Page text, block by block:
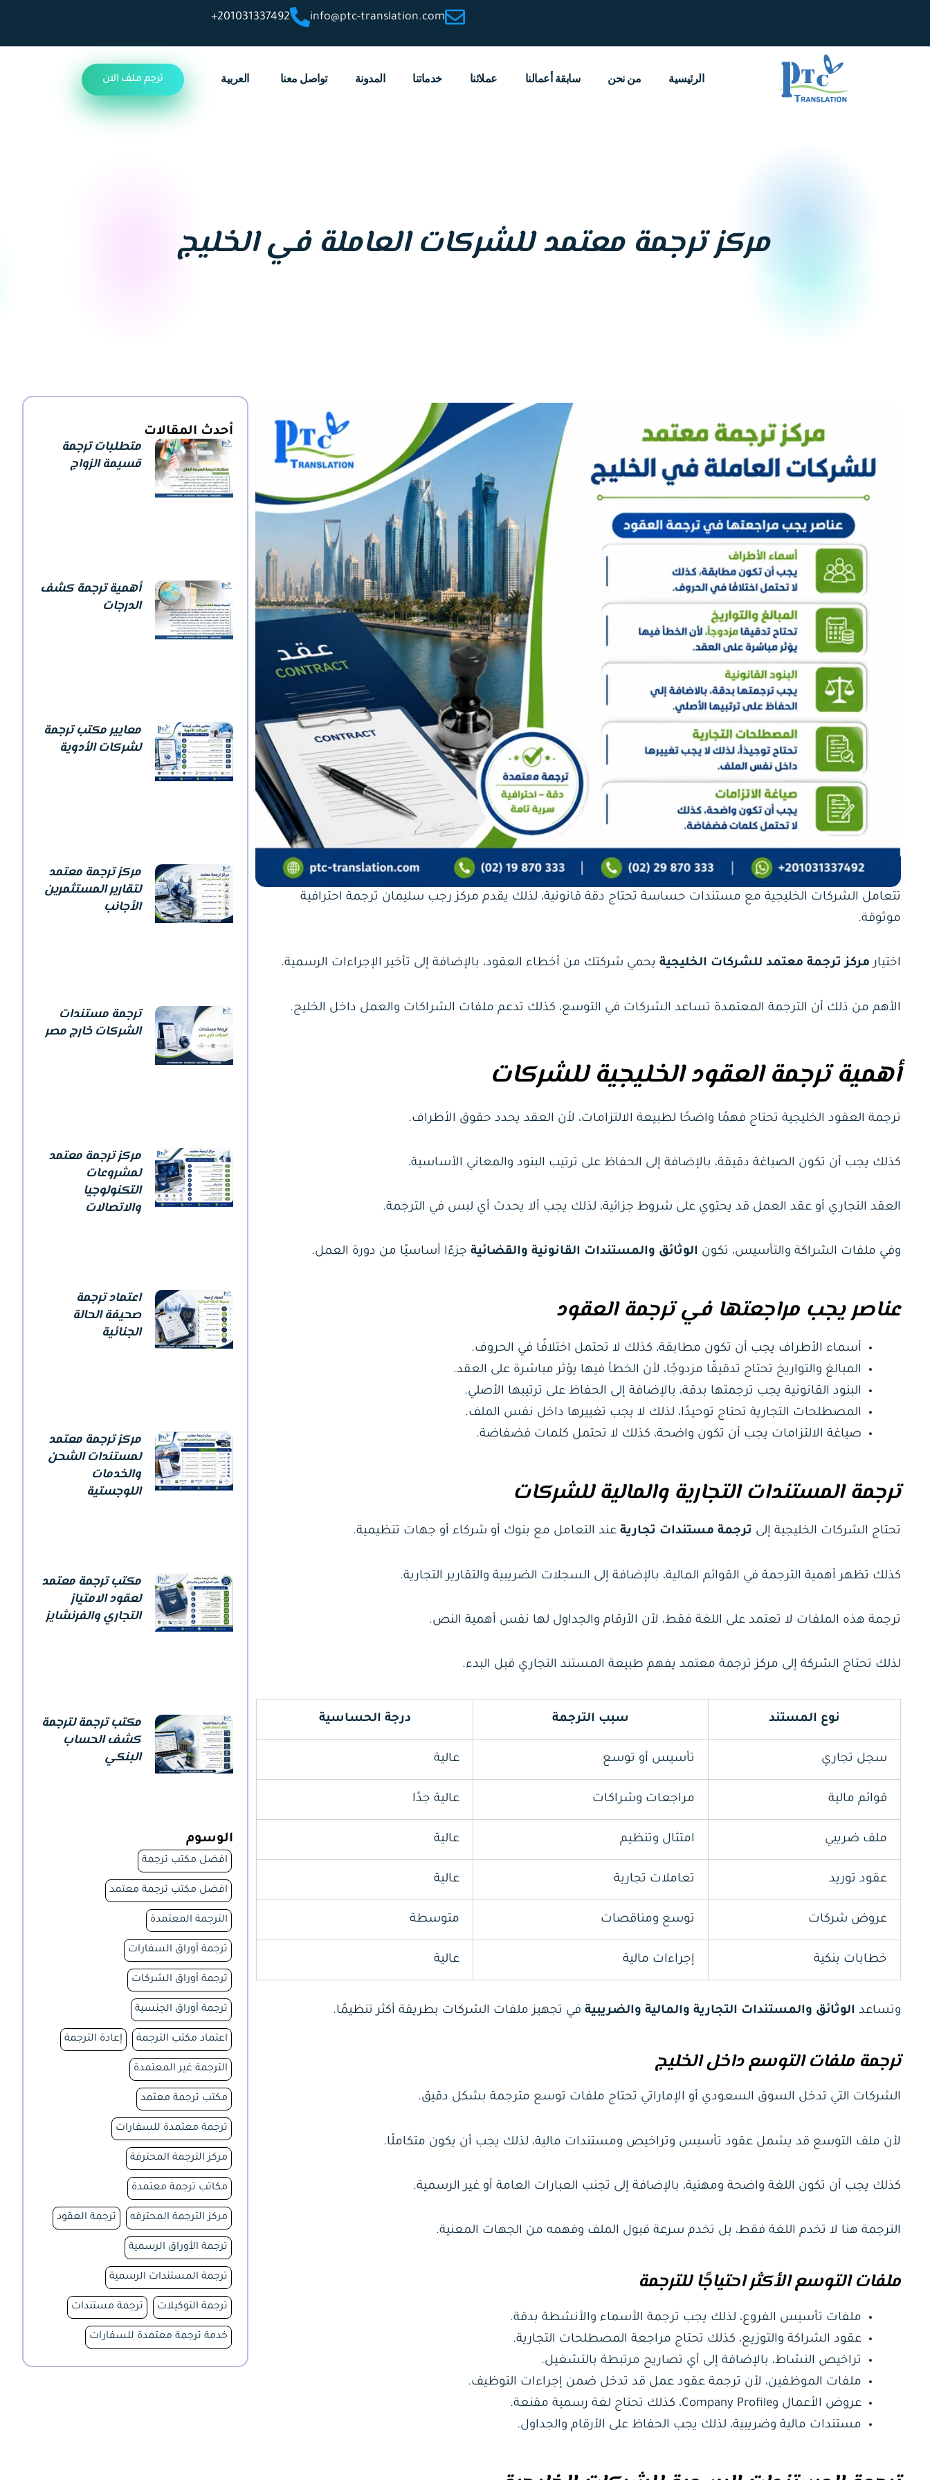
info@ptc-translation.com
201031337492+
الرئيسية من نحن سابقة أعمالنا عملائنا خدماتنا المدونة تواصل معنا العربية ترجم ملف الان
مركز ترجمة معتمد للشركات العاملة في الخليج
أحدث المقالات
متطلبات ترجمة
قسيمة الزواج
أهمية ترجمة كشف
الدرجات
معايير مكتب ترجمة
لشركات الأدوية
مركز ترجمة معتمد
لتقارير المستثمرين
الأجانب
ترجمة مستندات
الشركات خارج مصر
مركز ترجمة معتمد
لمشروعات
التكنولوجيا
والاتصالات
اعتماد ترجمة
صحيفة الحالة
الجنائية
مركز ترجمة معتمد
لمستندات الشحن
والخدمات
اللوجستية
مكتب ترجمة معتمد
لعقود الامتياز
التجاري والفرنشايز
مكتب ترجمة لترجمة
كشف الحساب
البنكي
الوسوم
افضل مكتب ترجمة
افضل مكتب ترجمة معتمد
الترجمة المعتمدة
ترجمة أوراق السفارات
ترجمة أوراق الشركات
ترجمة أوراق الجنسية
اعتماد مكتب الترجمة إعادة الترجمة
الترجمة غير المعتمدة
مكتب ترجمة معتمد
ترجمة معتمدة للسفارات
مركز الترجمة المحترفة
مكاتب ترجمة معتمدة
مركز الترجمة المحترفه ترجمة العقود
ترجمة الأوراق الرسمية
ترجمة المستندات الرسمية
ترجمة التوكيلات ترجمة مستندات
خدمة ترجمة معتمدة للسفارات
تتعامل الشركات الخليجية مع مستندات حساسة تحتاج دقة قانونية، لذلك يقدم مركز رجب سليمان ترجمة احترافية
موثوقة.
اختيار مركز ترجمة معتمد للشركات الخليجية يحمي شركتك من أخطاء العقود، بالإضافة إلى تأخير الإجراءات الرسمية.
الأهم من ذلك أن الترجمة المعتمدة تساعد الشركات في التوسع، كذلك تدعم ملفات الشراكات والعمل داخل الخليج.
أهمية ترجمة العقود الخليجية للشركات
ترجمة العقود الخليجية تحتاج فهمًا واضحًا لطبيعة الالتزامات، لأن العقد يحدد حقوق الأطراف.
كذلك يجب أن تكون الصياغة دقيقة، بالإضافة إلى الحفاظ على ترتيب البنود والمعاني الأساسية.
العقد التجاري أو عقد العمل قد يحتوي على شروط جزائية، لذلك يجب ألا يحدث أي لبس في الترجمة.
وفي ملفات الشراكة والتأسيس، تكون الوثائق والمستندات القانونية والقضائية جزءًا أساسيًا من دورة العمل.
عناصر يجب مراجعتها في ترجمة العقود
أسماء الأطراف يجب أن تكون مطابقة، كذلك لا تحتمل اختلافًا في الحروف.
المبالغ والتواريخ تحتاج تدقيقًا مزدوجًا، لأن الخطأ فيها يؤثر مباشرة على العقد.
البنود القانونية يجب ترجمتها بدقة، بالإضافة إلى الحفاظ على ترتيبها الأصلي.
المصطلحات التجارية تحتاج توحيدًا، لذلك لا يجب تغييرها داخل نفس الملف.
صياغة الالتزامات يجب أن تكون واضحة، كذلك لا تحتمل كلمات فضفاضة.
ترجمة المستندات التجارية والمالية للشركات
تحتاج الشركات الخليجية إلى ترجمة مستندات تجارية عند التعامل مع بنوك أو شركاء أو جهات تنظيمية.
كذلك تظهر أهمية الترجمة في القوائم المالية، بالإضافة إلى السجلات الضريبية والتقارير التجارية.
ترجمة هذه الملفات لا تعتمد على اللغة فقط، لأن الأرقام والجداول لها نفس أهمية النص.
لذلك تحتاج الشركة إلى مركز ترجمة معتمد يفهم طبيعة المستند التجاري قبل البدء.
نوع المستند سبب الترجمة درجة الحساسية
سجل تجاري تأسيس أو توسع عالية
قوائم مالية مراجعات وشراكات عالية جدًا
ملف ضريبي امتثال وتنظيم عالية
عقود توريد تعاملات تجارية عالية
عروض شركات توسع ومناقصات متوسطة
خطابات بنكية إجراءات مالية عالية
وتساعد الوثائق والمستندات التجارية والمالية والضريبية في تجهيز ملفات الشركات بطريقة أكثر تنظيمًا.
ترجمة ملفات التوسع داخل الخليج
الشركات التي تدخل السوق السعودي أو الإماراتي تحتاج ملفات توسع مترجمة بشكل دقيق.
لأن ملف التوسع قد يشمل عقود تأسيس وتراخيص ومستندات مالية، لذلك يجب أن يكون متكاملًا.
كذلك يجب أن تكون اللغة واضحة ومهنية، بالإضافة إلى تجنب العبارات العامة أو غير الرسمية.
الترجمة هنا لا تخدم اللغة فقط، بل تخدم سرعة قبول الملف وفهمه من الجهات المعنية.
ملفات التوسع الأكثر احتياجًا للترجمة
ملفات تأسيس الفروع، لذلك يجب ترجمة الأسماء والأنشطة بدقة.
عقود الشراكة والتوزيع، كذلك تحتاج مراجعة المصطلحات التجارية.
تراخيص النشاط، بالإضافة إلى أي تصاريح مرتبطة بالتشغيل.
ملفات الموظفين، لأن ترجمة عقود عمل قد تدخل ضمن إجراءات التوظيف.
عروض الأعمال وCompany Profile، كذلك تحتاج لغة رسمية مقنعة.
مستندات مالية وضريبية، لذلك يجب الحفاظ على الأرقام والجداول.